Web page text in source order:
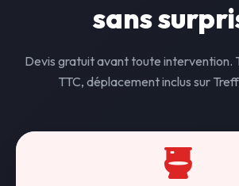
sans
Devis gratuit avant toute intervention.
TTC, déplacement inclus sur